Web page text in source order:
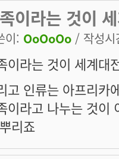
이라는 것이
이: OoOoOo / 작성
이라는 것이 세계대
고 인류는 아프리카
이라고 나누는 것이
리죠